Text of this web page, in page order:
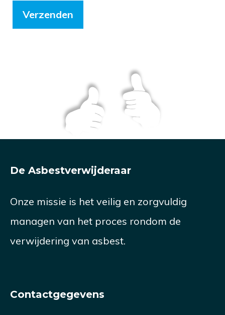
De Asbestverwijderaar
Onze missie is het veilig en zorgvuldig
managen van het proces rondom de
verwijdering van asbest.
Contactgegevens